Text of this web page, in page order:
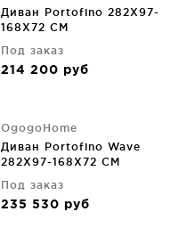
Диван Portofino 282X97-
168X72 CM
Под заказ
214 200 руб
OgogoHome
Диван Portofino Wave
282X97-168X72 CM
Под заказ
235 530 руб